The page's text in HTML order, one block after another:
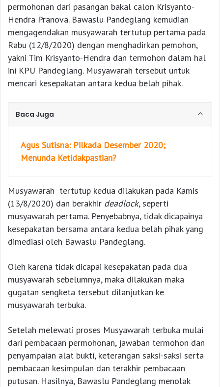
permohonan dari pasangan bakal calon Krisyanto-
Hendra Pranova. Bawaslu Pandeglang kemudian
mengagendakan musyawarah tertutup pertama pada
Rabu (12/8/2020) dengan menghadirkan pemohon,
yakni Tim Krisyanto-Hendra dan termohon dalam hal
ini KPU Pandeglang. Musyawarah tersebut untuk
mencari kesepakatan antara kedua belah pihak.
Baca Juga
Agus Sutisna: Pilkada Desember 2020;
Menunda Ketidakpastian?
Musyawarah tertutup kedua dilakukan pada Kamis
(13/8/2020) dan berakhir deadlock, seperti
musyawarah pertama. Penyebabnya, tidak dicapainya
kesepakatan bersama antara kedua belah pihak yang
dimediasi oleh Bawaslu Pandeglang.
Oleh karena tidak dicapai kesepakatan pada dua
musyawarah sebelumnya, maka dilakukan maka
gugatan sengketa tersebut dilanjutkan ke
musyawarah terbuka.
Setelah melewati proses Musyawarah terbuka mulai
dari pembacaan permohonan, jawaban termohon dan
penyampaian alat bukti, keterangan saksi-saksi serta
pembacaan kesimpulan dan terakhir pembacaan
putusan. Hasilnya, Bawaslu Pandeglang menolak